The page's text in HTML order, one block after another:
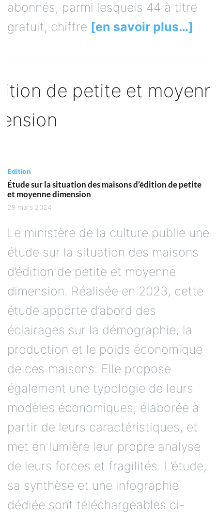
abonnés, parmi lesquels 44 à titre
gratuit, chiffre [en savoir plus…]
Edition
Étude sur la situation des maisons d’édition de petite
et moyenne dimension
29 mars 2024
Le ministère de la culture publie une
étude sur la situation des maisons
d’édition de petite et moyenne
dimension. Réalisée en 2023, cette
étude apporte d’abord des
éclairages sur la démographie, la
production et le poids économique
de ces maisons. Elle propose
également une typologie de leurs
modèles économiques, élaborée à
partir de leurs caractéristiques, et
met en lumière leur propre analyse
de leurs forces et fragilités. L’étude,
sa synthèse et une infographie
dédiée sont téléchargeables ci-